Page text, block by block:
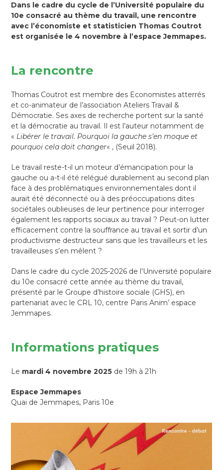
Dans le cadre du cycle de l’Université populaire du
10e consacré au thème du travail, une rencontre
avec l’économiste et statisticien Thomas Coutrot
est organisée le 4 novembre à l’espace Jemmapes.
La rencontre
Thomas Coutrot est membre des Economistes atterrés
et co-animateur de l’association Ateliers Travail &
Démocratie. Ses axes de recherche portent sur la santé
et la démocratie au travail. Il est l’auteur notamment de
« Libérer le travail. Pourquoi la gauche s’en moque et
pourquoi cela doit changer« , (Seuil 2018).
Le travail reste-t-il un moteur d’émancipation pour la
gauche ou a-t-il été relégué durablement au second plan
face à des problématiques environnementales dont il
aurait été déconnecté ou à des préoccupations dites
sociétales oublieuses de leur pertinence pour interroger
également les rapports sociaux au travail ? Peut-on lutter
efficacement contre la souffrance au travail et sortir d’un
productivisme destructeur sans que les travailleurs et les
travailleuses s’en mêlent ?
Dans le cadre du cycle 2025-2026 de l’Université populaire
du 10e consacré cette année au thème du travail,
présenté par le Groupe d’histoire sociale (GHS), en
partenariat avec le CRL 10, centre Paris Anim’ espace
Jemmapes.
Informations pratiques
Le mardi 4 novembre 2025 de 19h à 21h
Espace Jemmapes
Quai de Jemmapes, Paris 10e